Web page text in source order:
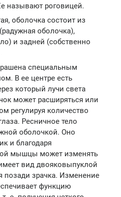
называют роговицей.
оболочка состоит из
оболочка),
и задней (собственно
специальным
В ее центре есть
который лучи света
может расширяться или
регулируя количество
Ресничное тело
оболочкой. Оно
и благодаря
мышцы может изменять
вид двояковыпуклой
позади зрачка. Изменение
функцию